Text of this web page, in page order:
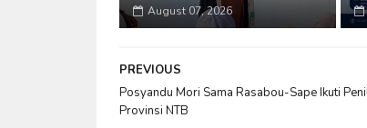
August 07, 2026
PREVIOUS
Posyandu Mori Sama Rasabou-Sape Ikuti
Provinsi NTB